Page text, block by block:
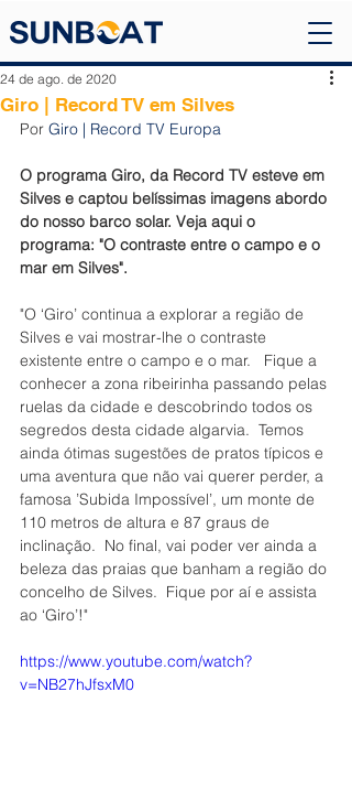
Giro | Record TV em Silves
24 de ago. de 2020
Por Giro | Record TV Europa
O programa Giro, da Record TV esteve em
Silves e captou belíssimas imagens abordo
do nosso barco solar. Veja aqui o
programa: "O contraste entre o campo e o
mar em Silves".
"O ‘Giro’ continua a explorar a região de
Silves e vai mostrar-lhe o contraste
existente entre o campo e o mar.   Fique a
conhecer a zona ribeirinha passando pelas
ruelas da cidade e descobrindo todos os
segredos desta cidade algarvia.  Temos
ainda ótimas sugestões de pratos típicos e
uma aventura que não vai querer perder, a
famosa ’Subida Impossível’, um monte de
110 metros de altura e 87 graus de
inclinação.  No final, vai poder ver ainda a
beleza das praias que banham a região do
concelho de Silves.  Fique por aí e assista
ao ‘Giro’!"
https://www.youtube.com/watch?
v=NB27hJfsxM0